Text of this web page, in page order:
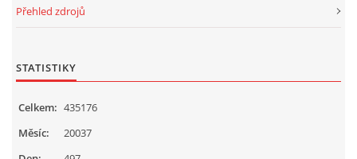
POLYTECHNICKÉ ČINNOSTI
MOTIVAČNÍ CITÁTY PRO UČITELE
POKUSY
Přehled zdrojů
STATISTIKY
Celkem: 435176
Měsíc:
20037